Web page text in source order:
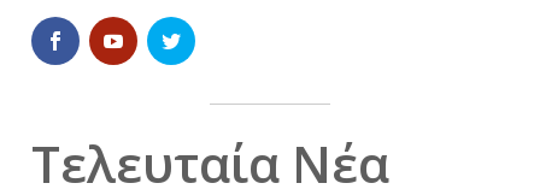
Τελευταία Νέα